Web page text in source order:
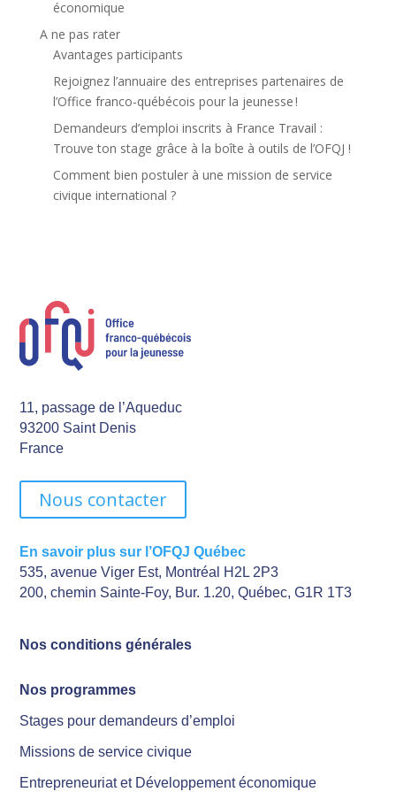
économique
A ne pas rater
Avantages participants
Rejoignez l’annuaire des entreprises partenaires de
l’Office franco-québécois pour la jeunesse !
Demandeurs d’emploi inscrits à France Travail :
Trouve ton stage grâce à la boîte à outils de l’OFQJ !
Comment bien postuler à une mission de service
civique international ?
11, passage de l’Aqueduc
93200 Saint Denis
France
Nous contacter
En savoir plus sur l’OFQJ Québec
535, avenue Viger Est, Montréal H2L 2P3
200, chemin Sainte-Foy, Bur. 1.20, Québec, G1R 1T3
Nos conditions générales
Nos programmes
Stages pour demandeurs d’emploi
Missions de service civique
Entrepreneuriat et Développement économique